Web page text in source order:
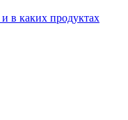
в каких продуктах